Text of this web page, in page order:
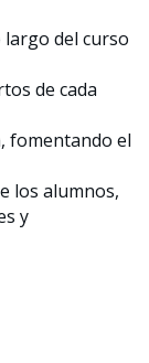
del curso
de cada
fomentando el
los alumnos,
y